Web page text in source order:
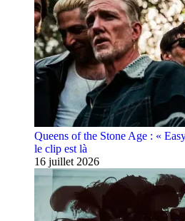
Queens of the Stone Age : «
le clip est là
16 juillet 2026